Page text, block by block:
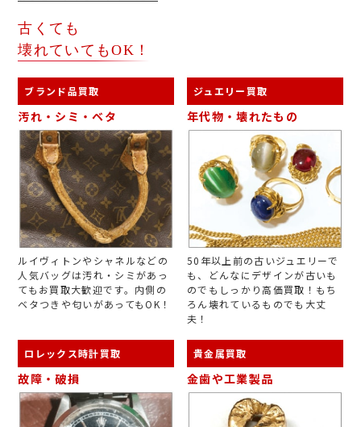
古くても
壊れていてもOK！
ブランド品買取
汚れ・シミ・ベタ
ルイヴィトンやシャネルなどの
人気バッグは汚れ・シミがあっ
てもお買取大歓迎です。内側の
ベタつきや匂いがあってもOK！
ジュエリー買取
年代物・壊れたもの
50年以上前の古いジュエリーで
も、どんなにデザインが古いも
のでもしっかり高価買取！もち
ろん壊れているものでも大丈
夫！
ロレックス時計買取
故障・破損
貴金属買取
金歯や工業製品